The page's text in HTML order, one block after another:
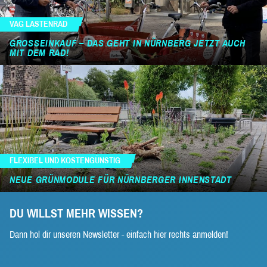
VAG LASTENRAD
GROSSEINKAUF – DAS GEHT IN NÜRNBERG JETZT AUCH M
IT DEM RAD!
FLEXIBEL UND KOSTENGÜNSTIG
NEUE GRÜNMODULE FÜR NÜRNBERGER INNENSTADT
DU WILLST MEHR WISSEN?
Dann hol dir unseren Newsletter - einfach hier rechts anmelden!